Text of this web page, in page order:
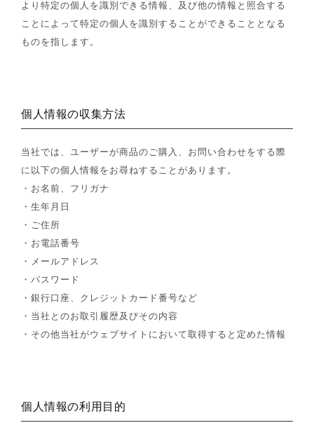
より特定の個人を識別できる情報、及び他の情報と照合する
ことによって特定の個人を識別することができることとなる
ものを指します。
個人情報の収集方法
当社では、ユーザーが商品のご購入、お問い合わせをする際
に以下の個人情報をお尋ねすることがあります。
・お名前、フリガナ
・生年月日
・ご住所
・お電話番号
・メールアドレス
・パスワード
・銀行口座、クレジットカード番号など
・当社とのお取引履歴及びその内容
・その他当社がウェブサイトにおいて取得すると定めた情報
個人情報の利用目的